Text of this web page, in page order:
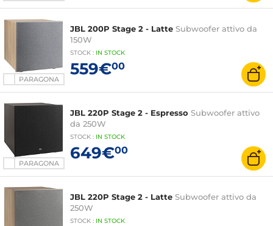
PARAGONA
JBL 200P Stage 2 - Latte Subwoofer attivo da
150W
STOCK : IN STOCK
559€00
PARAGONA
JBL 220P Stage 2 - Espresso Subwoofer attivo
da 250W
STOCK : IN STOCK
649€00
JBL 220P Stage 2 - Latte Subwoofer attivo da
250W
STOCK : IN STOCK